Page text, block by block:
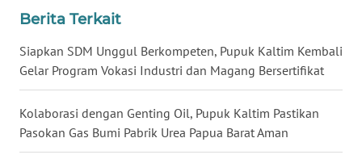
Berita Terkait
Siapkan SDM Unggul Berkompeten, Pupuk Kaltim Kembali
Gelar Program Vokasi Industri dan Magang Bersertifikat
Kolaborasi dengan Genting Oil, Pupuk Kaltim Pastikan
Pasokan Gas Bumi Pabrik Urea Papua Barat Aman
KALTARA
WN
KALSEL
WN